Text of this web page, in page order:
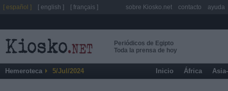
Periódicos de Egipto
Toda la prensa de hoy
Hemeroteca 5/Jul/2024 Inicio África
[ español ] [ english ] [ français ] sobre Kiosko.net contacto ayuda